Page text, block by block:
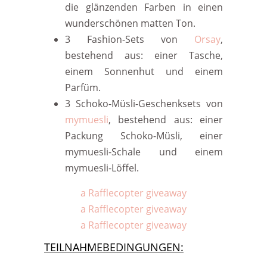
die glänzenden Farben in einen
wunderschönen matten Ton.
3 Fashion-Sets von Orsay,
bestehend aus: einer Tasche,
einem Sonnenhut und einem
Parfüm.
3 Schoko-Müsli-Geschenksets von
mymuesli, bestehend aus: einer
Packung Schoko-Müsli, einer
mymuesli-Schale und einem
mymuesli-Löffel.
a Rafflecopter giveaway
a Rafflecopter giveaway
a Rafflecopter giveaway
TEILNAHMEBEDINGUNGEN: